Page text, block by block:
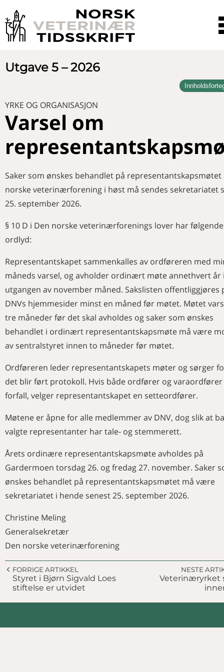
Utgave 5 – 2026
Arbeidslivet utfordrer veterinærene
PRESIDENTENS HJØRNE
Fremgang som forplikter
NYHETER
Veterinærer i media
Nytt fra Veterinærforeningen
DEBATT
Den usynlige veterinærkarrieren
Hjertelidelser hos hester
En kvalitativ intervjustudie av
akvaveterinærens opplevelse av termisk
veterinærens rolle
FAGAKTUELT
Nytt fra DyreID
Påminnelse om rapportering av
legemiddelbruk
Hjernemark hos sau og geit
YRKE OG ORGANISASJON
Hei på deg
53 veterinærer deltok på årsfest
utvidet
Varsel om representantskapsmøte
BOKOMTALE
Veterinæryrket sett innenfra
NAVN
Merkedager i juli
Merkedager i august
Nye medlemmer
For 100 år siden
MINNEORD
Helge Mikaelsen
Tore B. Tjaberg
Årsmøter i Veterinærforeningens
særforeninger 2026
Høstkursene er snart klare for
påmelding
YRKE OG ORGANISASJON
Varsel om
Saker som ønskes behandlet på representantskapsmøtet
norske veterinærforening i høst må sendes sekretariatet
25. september 2026.
§ 10 D i Den norske veterinærforenings lover har følgende
ordlyd:
Representantskapet sammenkalles av ordføreren med
måneds varsel, og avholder ordinært møte annethvert år
utgangen av november måned. Sakslisten offentliggjøres
DNVs hjemmesider minst en måned før møtet. Møtet
tre måneder før det skal avholdes og saker som ønskes
behandlet i ordinært representantskapsmøte må være
av sentralstyret innen to måneder før møtet.
Ordføreren leder representantskapets møter og sørger
det blir ført protokoll. Hvis både ordfører og
forfall, velger representantskapet en setteordfører.
Møtene er åpne for alle medlemmer av DNV, dog slik at
valgte representanter har tale- og stemmerett.
Årets ordinære representantskapsmøte avholdes på
Gardermoen torsdag 26. og fredag 27. november. Saker
ønskes behandlet på representantskapsmøtet må være
sekretariatet i hende senest 25. september 2026.
Christine Meling
Generalsekretær
Den norske veterinærforening
FORRIGE ARTIKKEL
Styret i Bjørn Sigvald Loes
stiftelse er utvidet
NESTE
Veterinæryrket